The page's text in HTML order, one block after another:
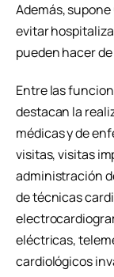
Además,
evitar
pueden hacer
Entre las
destacan la
médicas y de
visitas, visitas
administración
de técnicas
eléctricas,
cardiológicos